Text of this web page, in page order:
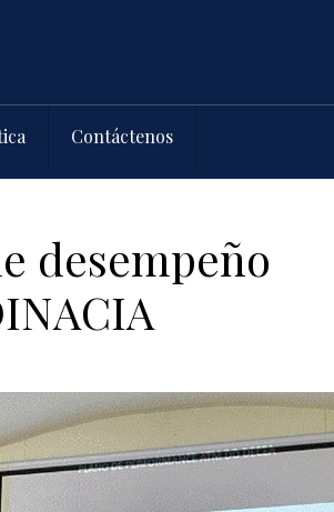
Contáctenos
desempeño